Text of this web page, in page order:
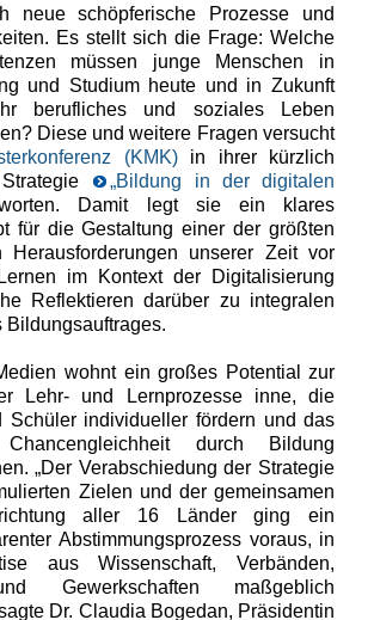
neue schöpferische Prozesse und
Es stellt sich die Frage: Welche
müssen junge Menschen in
und Studium heute und in Zukunft
berufliches und soziales Leben
Diese und weitere Fragen versucht
(KMK)in ihrer kürzlich
„Bildung in der digitalen
Damit legt sie ein klares
für die Gestaltung einer der größten
Herausforderungen unserer Zeit vor
im Kontext der Digitalisierung
Reflektieren darüber zu integralen
Bildungsauftrages.
wohnt ein großes Potential zur
Lehr- und Lernprozesse inne, die
Schüler individueller fördern und das
durch Bildung
„Der Verabschiedung der Strategie
Zielen und der gemeinsamen
aller 16 Länder ging ein
Abstimmungsprozess voraus, in
aus Wissenschaft, Verbänden,
Gewerkschaften maßgeblich
Dr. Claudia Bogedan, Präsidentin